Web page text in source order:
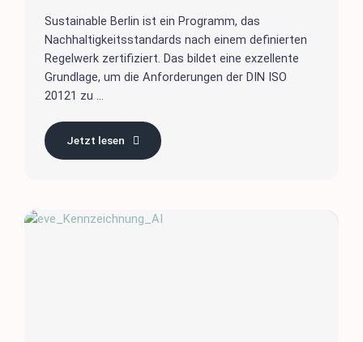
Sustainable Berlin ist ein Programm, das
Nachhaltigkeitsstandards nach einem definierten
Regelwerk zertifiziert. Das bildet eine exzellente
Grundlage, um die Anforderungen der DIN ISO
20121 zu ...
Jetzt lesen